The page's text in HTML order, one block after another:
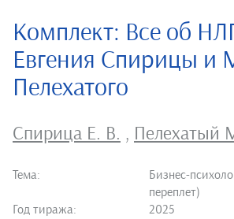
Комплект: Все об
Евгения Спирицы и
Пелехатого
Спирица Е. В. , Пелехатый
Тема:
Бизнес-
переплет)
Год тиража:
2025